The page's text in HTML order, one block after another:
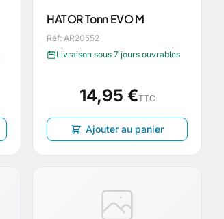
HATOR Tonn EVO M
Réf: AR20552
Livraison sous 7 jours ouvrables
14,95 €TTC
Ajouter au panier